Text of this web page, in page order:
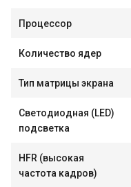
Процессор
Количество ядер
Тип матрицы экрана
Светодиодная (LED)
подсветка
HFR (высокая
частота кадров)